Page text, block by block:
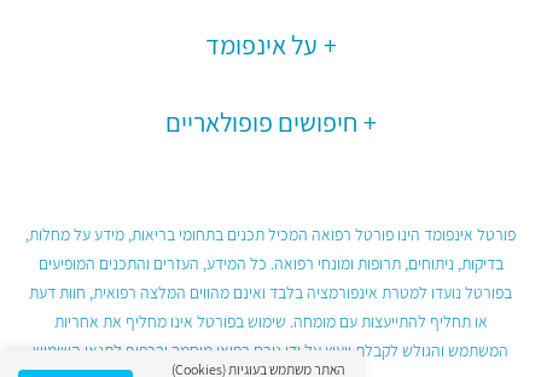
על אינפומד
חיפושים פופולאריים
פורטל אינפומד הינו פורטל רפואה המכיל תכנים בתחומי בריאות, מידע על מחלות,
בדיקות, ניתוחים, תרופות ומונחי רפואה. כל המידע, העזרים והתכנים המופיעים
בפורטל נועדו למטרת אינפורמציה בלבד ואינם מהווים המלצה רפואית, חוות דעת
או תחליף להתייעצות עם מומחה. שימוש בפורטל אינו מחליף את אחריות
המשתמש והגולש לקבלת ייעוץ על ידי גורם רפואי מוסמך ובכפוף לתנאי השימוש
האתר משתמש בעוגיות (Cookies)